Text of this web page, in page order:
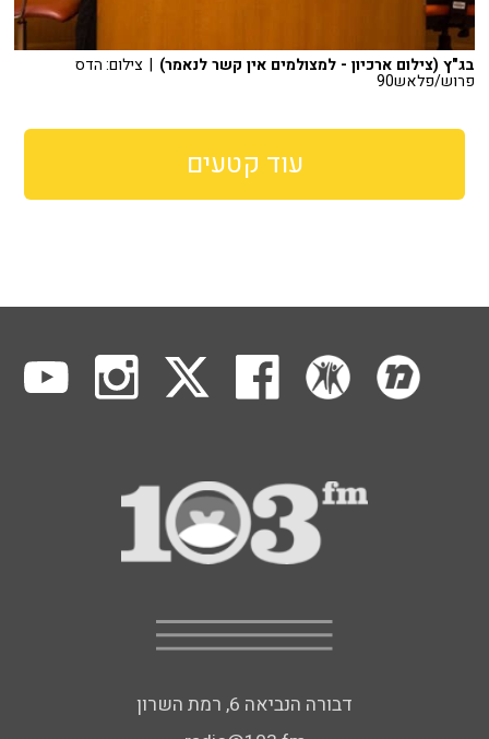
בג"ץ (צילום ארכיון - למצולמים אין קשר לנאמר) | צילום: הדס
פרוש/פלאש90
עוד קטעים
דבורה הנביאה 6, רמת השרון